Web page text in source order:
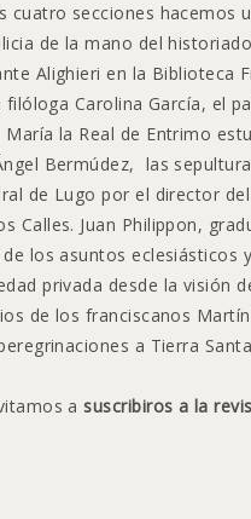
cuatro secciones hacemos
de la mano del
Alighieri en la Biblioteca
filóloga Carolina García, el
María la Real de Entrimo
Bermúdez, las
de Lugo por el director
Calles. Juan Philippon,
de los asuntos eclesiásticos
privada desde la visión
de los franciscanos
a Tierra
asuscribiros a la